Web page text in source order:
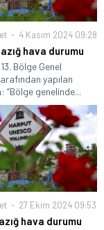
4 Kasım 2024 09:28
hava durumu
Bölge Genel
yapılan
“Bölge genelinde...
27 Ekim 2024 09:53
hava durumu